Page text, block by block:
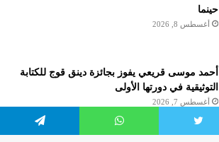
حينما
أغسطس 8, 2026
أحمد موسى قريعي يفوز بجائزة دينق قوج للكتابة
التوثيقية في دورتها الأولى
أغسطس 7, 2026
السؤال الطّعينواتساب تيلقرام